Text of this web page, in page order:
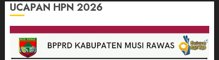
UCAPAN HPN 2026